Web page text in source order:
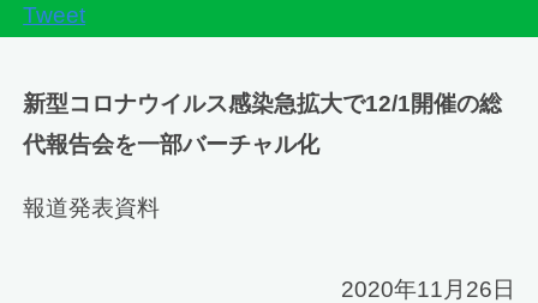
Tweet
新型コロナウイルス感染急拡大で12/1開催の総
代報告会を一部バーチャル化
報道発表資料
2020年11月26日